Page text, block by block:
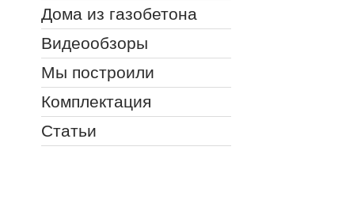
Дома из газобетона
Видеообзоры
Мы построили
Комплектация
Статьи